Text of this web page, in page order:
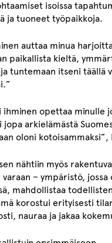
isoissa
ja tuoneet työpaikkoja.
auttaa minua
paikallista kieltä,
tuntemaan itseni täällä
ihminen opettaa minulle
arkielämästä
oloni kotoisammaksi”,
nähtiin myös
– ympäristö,
mahdollistaa
korostui erityisesti
nauraa ja jakaa